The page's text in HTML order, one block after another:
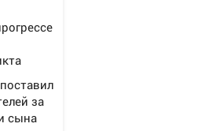
за
сына